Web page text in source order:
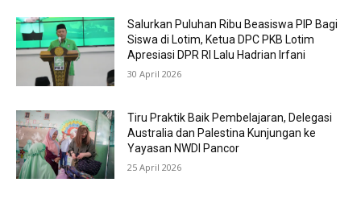
Salurkan Puluhan Ribu Beasiswa PIP Bagi
Siswa di Lotim, Ketua DPC PKB Lotim
Apresiasi DPR RI Lalu Hadrian Irfani
30 April 2026
Tiru Praktik Baik Pembelajaran, Delegasi
Australia dan Palestina Kunjungan ke
Yayasan NWDI Pancor
25 April 2026